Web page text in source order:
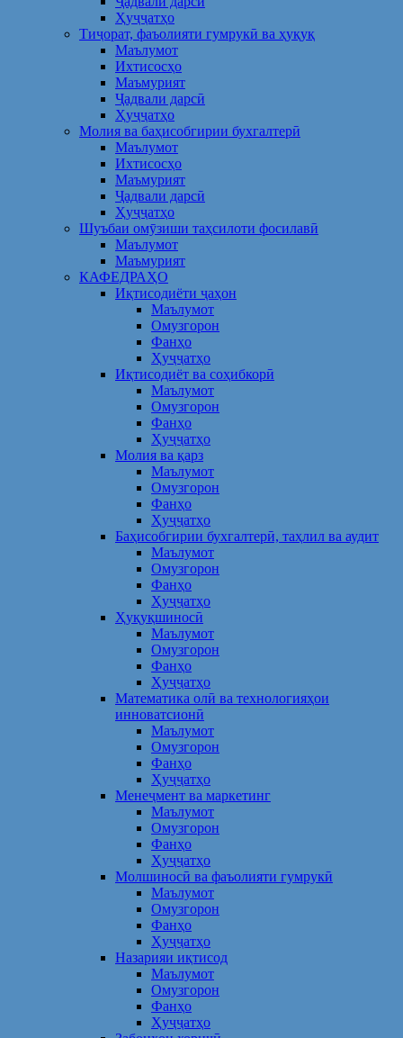
Ҳуҷҷатҳо
Тиҷорат, фаъолияти гумрукӣ ва ҳуқуқ
Маълумот
Ихтисосҳо
Маъмурият
Ҷадвали дарсӣ
Ҳуҷҷатҳо
Молия ва баҳисобгирии бухгалтерӣ
Маълумот
Ихтисосҳо
Маъмурият
Ҷадвали дарсӣ
Ҳуҷҷатҳо
Шуъбаи омӯзиши таҳсилоти фосилавӣ
Маълумот
Маъмурият
КАФЕДРАҲО
Иқтисодиёти ҷаҳон
Маълумот
Омузгорон
Фанҳо
Ҳуҷҷатҳо
Иқтисодиёт ва соҳибкорӣ
Маълумот
Омузгорон
Фанҳо
Ҳуҷҷатҳо
Молия ва қарз
Маълумот
Омузгорон
Фанҳо
Ҳуҷҷатҳо
Баҳисобгирии бухгалтерӣ, таҳлил ва аудит
Маълумот
Омузгорон
Фанҳо
Ҳуҷҷатҳо
Ҳуқуқшиносӣ
Маълумот
Омузгорон
Фанҳо
Ҳуҷҷатҳо
Математика олӣ ва технологияҳои
инноватсионӣ
Маълумот
Омузгорон
Фанҳо
Ҳуҷҷатҳо
Менеҷмент ва маркетинг
Маълумот
Омузгорон
Фанҳо
Ҳуҷҷатҳо
Молшиносӣ ва фаъолияти гумрукӣ
Маълумот
Омузгорон
Фанҳо
Ҳуҷҷатҳо
Назарияи иқтисод
Маълумот
Омузгорон
Фанҳо
Ҳуҷҷатҳо